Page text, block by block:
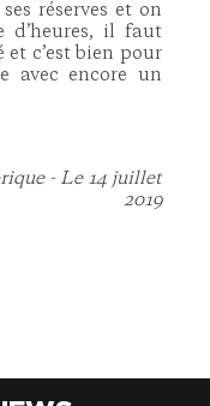
réserves et on
d’heures, il faut
et c’est bien pour
avec encore un
- Le 14 juillet
2019